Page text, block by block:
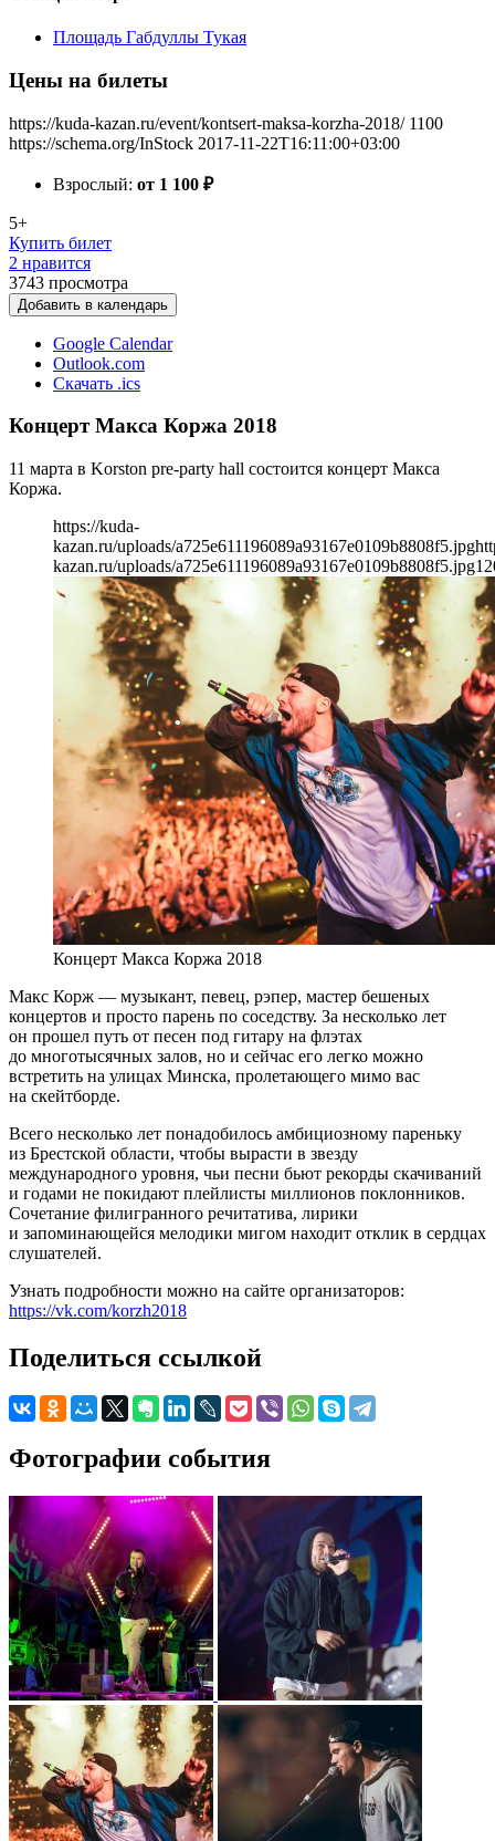
Площадь Габдуллы Тукая
Цены на билеты
https://kuda-kazan.ru/event/kontsert-maksa-korzha-2018/ 1100
https://schema.org/InStock 2017-11-22T16:11:00+03:00
Взрослый: от 1 100 ₽
5+
Купить билет
2 нравится
3743 просмотра
Добавить в календарь
Google Calendar
Outlook.com
Скачать .ics
Концерт Макса Коржа 2018
11 марта в Korston pre-party hall состоится концерт Макса
Коржа.
https://kuda-
kazan.ru/uploads/a725e611196089a93167e0109b8808f5.jpg
kazan.ru/uploads/a725e611196089a93167e0109b8808f5.jpg
Концерт Макса Коржа 2018
Макс Корж — музыкант, певец, рэпер, мастер бешеных
концертов и просто парень по соседству. За несколько лет
он прошел путь от песен под гитару на флэтах
до многотысячных залов, но и сейчас его легко можно
встретить на улицах Минска, пролетающего мимо вас
на скейтборде.
Всего несколько лет понадобилось амбициозному пареньку
из Брестской области, чтобы вырасти в звезду
международного уровня, чьи песни бьют рекорды скачиваний
и годами не покидают плейлисты миллионов поклонников.
Сочетание филигранного речитатива, лирики
и запоминающейся мелодики мигом находит отклик в сердцах
слушателей.
Узнать подробности можно на сайте организаторов:
https://vk.com/korzh2018
Поделиться ссылкой
Фотографии события